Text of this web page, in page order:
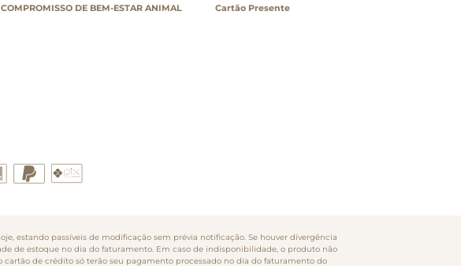
COMPROMISSO DE BEM-ESTAR ANIMAL
Cartão Presente
estando passíveis de modificação sem prévia notificação. Se houver divergência
de estoque no dia do faturamento. Em caso de indisponibilidade, o produto não
de crédito só terão seu pagamento processado no dia do faturamento do